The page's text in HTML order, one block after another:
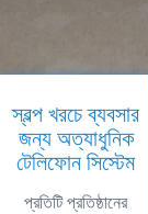
স্বল্প খরচে ব্যবসার
জন্য অত্যাধুনিক
টেলিফোন সিস্টেম
প্রতিটি প্রতিষ্ঠানের